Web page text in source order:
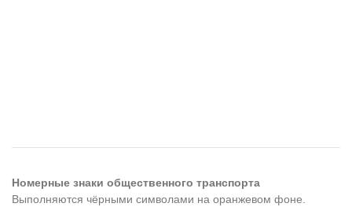
Номерные знаки общественного транспорта
Выполняются чёрными символами на оранжевом фоне.